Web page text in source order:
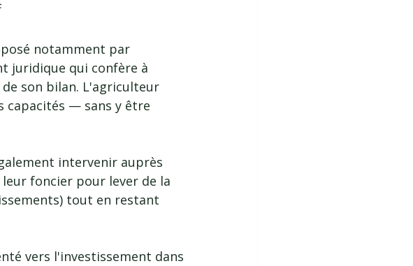
notamment par
juridique qui confère à
son bilan. L'agriculteur
capacités — sans y être
intervenir auprès
foncier pour lever de la
tout en restant
vers l'investissement dans